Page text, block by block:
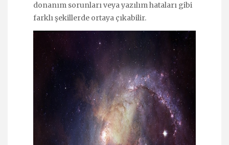
donanım sorunları veya yazılım hataları gibi
farklı şekillerde ortaya çıkabilir.